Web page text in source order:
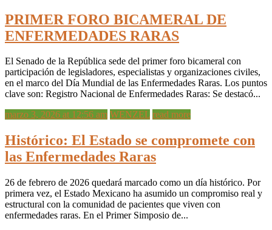
PRIMER FORO BICAMERAL DE
ENFERMEDADES RARAS
El Senado de la República sede del primer foro bicameral con
participación de legisladores, especialistas y organizaciones civiles,
en el marco del Día Mundial de las Enfermedades Raras. Los puntos
clave son: Registro Nacional de Enfermedades Raras: Se destacó...
marzo 3, 2026 at 12:56 am WENZEL read more
Histórico: El Estado se compromete con
las Enfermedades Raras
26 de febrero de 2026 quedará marcado como un día histórico. Por
primera vez, el Estado Mexicano ha asumido un compromiso real y
estructural con la comunidad de pacientes que viven con
enfermedades raras. En el Primer Simposio de...